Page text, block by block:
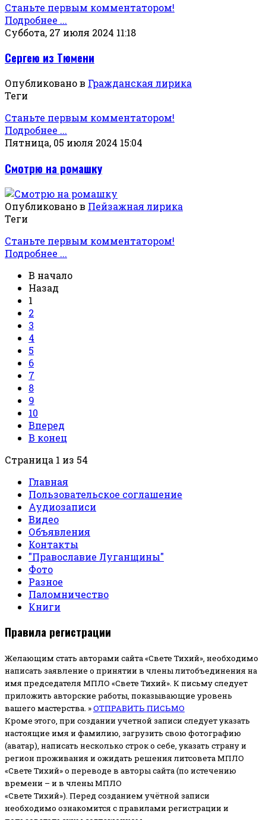
Станьте первым комментатором!
Подробнее ...
Суббота, 27 июля 2024 11:18
Сергею из Тюмени
Опубликовано в Гражданская лирика
Теги
Станьте первым комментатором!
Подробнее ...
Пятница, 05 июля 2024 15:04
Смотрю на ромашку
Опубликовано в Пейзажная лирика
Теги
Станьте первым комментатором!
Подробнее ...
В начало
Назад
1
2
3
4
5
6
7
8
9
10
Вперед
В конец
Страница 1 из 54
Главная
Пользовательское соглашение
Аудиозаписи
Видео
Объявления
Контакты
"Православие Луганщины"
Фото
Разное
Паломничество
Книги
Правила регистрации
Желающим стать авторами сайта «Свете Тихий», необходимо
написать заявление о принятии в члены литобъединения на
имя председателя МПЛО «Свете Тихий». К письму следует
приложить авторские работы, показывающие уровень
вашего мастерства. »ОТПРАВИТЬ ПИСЬМО
Кроме этого, при создании учетной записи следует указать
настоящие имя и фамилию, загрузить свою фотографию
(аватар), написать несколько строк о себе, указать страну и
регион проживания и ожидать решения литсовета МПЛО
«Свете Тихий» о переводе в авторы сайта (по истечению
времени – и в члены МПЛО
«Свете Тихий»). Перед созданием учётной записи
необходимо ознакомится с правилами регистрации и